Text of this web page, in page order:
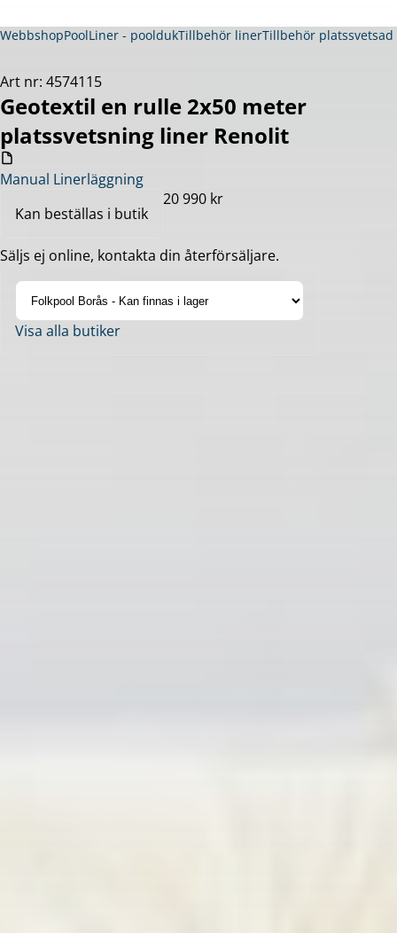
WebbshopPoolLiner - pooldukTillbehör linerTillbehör
Art nr: 4574115
Geotextil en rulle 2x50 meter
platssvetsning liner Renolit
Manual Linerläggning
Kan beställas i butik
20 990 kr
Säljs ej online, kontakta din återförsäljare.
Visa alla butiker